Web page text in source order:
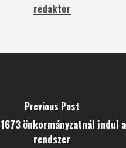
redaktor
Previous Post
önkormányzatnál indul
rendszer